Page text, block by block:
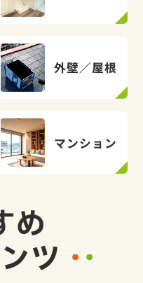
外壁／屋根
マンション
め
ツ